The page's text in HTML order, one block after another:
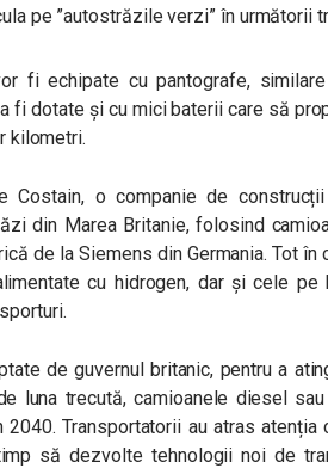
pe ”autostrăzile verzi” în următorii
fi echipate cu pantografe,
fi dotate și cu mici baterii care să
kilometri.
Costain, o companie de
din Marea Britanie, folosind
de la Siemens din Germania. Tot
cu hidrogen, dar și cele pe
de guvernul britanic, pentru a
luna trecută, camioanele diesel
Transportatorii au atras atenția
să dezvolte tehnologii noi de